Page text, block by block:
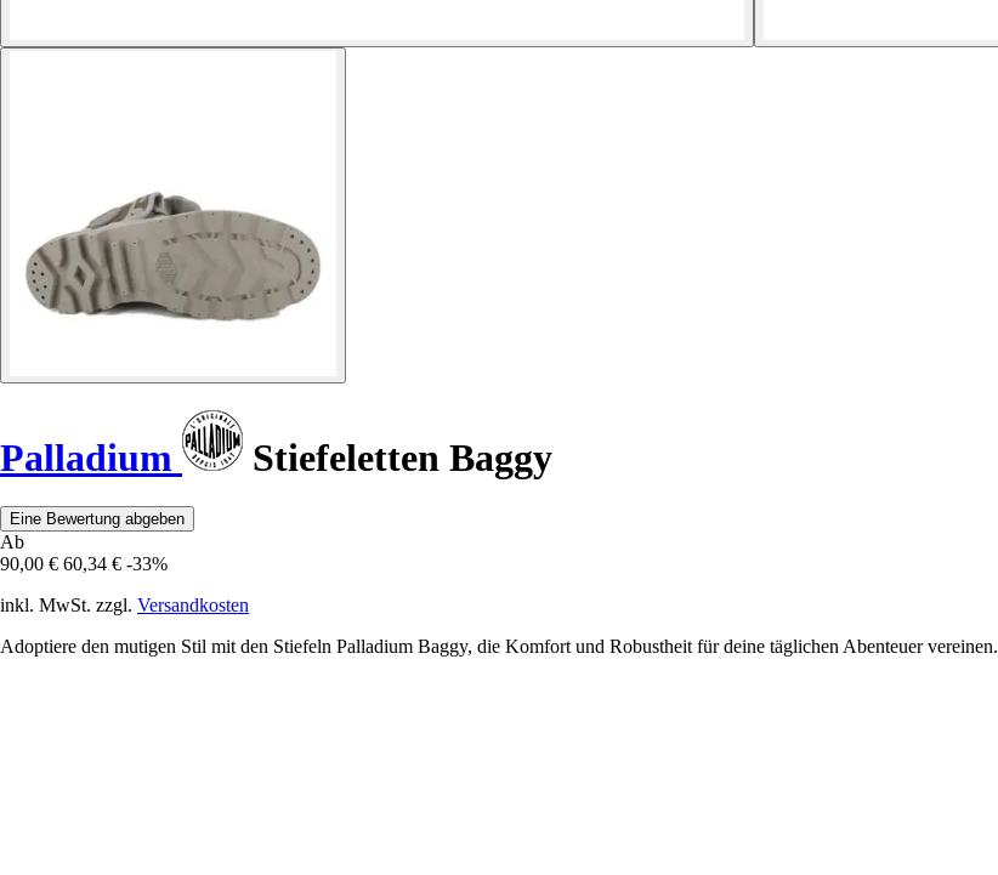
Palladium Stiefeletten Baggy
Eine Bewertung abgeben
Ab
90,00 € 60,34 € -33%
inkl. MwSt. zzgl. Versandkosten
Adoptiere den mutigen Stil mit den Stiefeln Palladium Baggy, die Komfort und Robustheit für deine täglichen Abenteuer vereinen.